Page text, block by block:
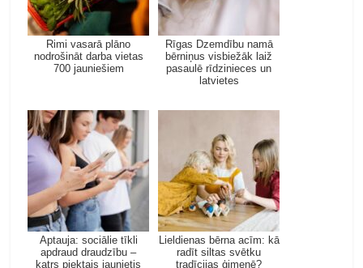
Rimi vasarā plāno
nodrošināt darba vietas
700 jauniešiem
Rīgas Dzemdību namā
bērniņus visbiežāk laiž
pasaulē rīdzinieces un
latvietes
Aptauja: sociālie tīkli
apdraud draudzību –
katrs piektais jaunietis
Lieldienas bērna acīm: kā
radīt siltas svētku
tradīcijas ģimenē?